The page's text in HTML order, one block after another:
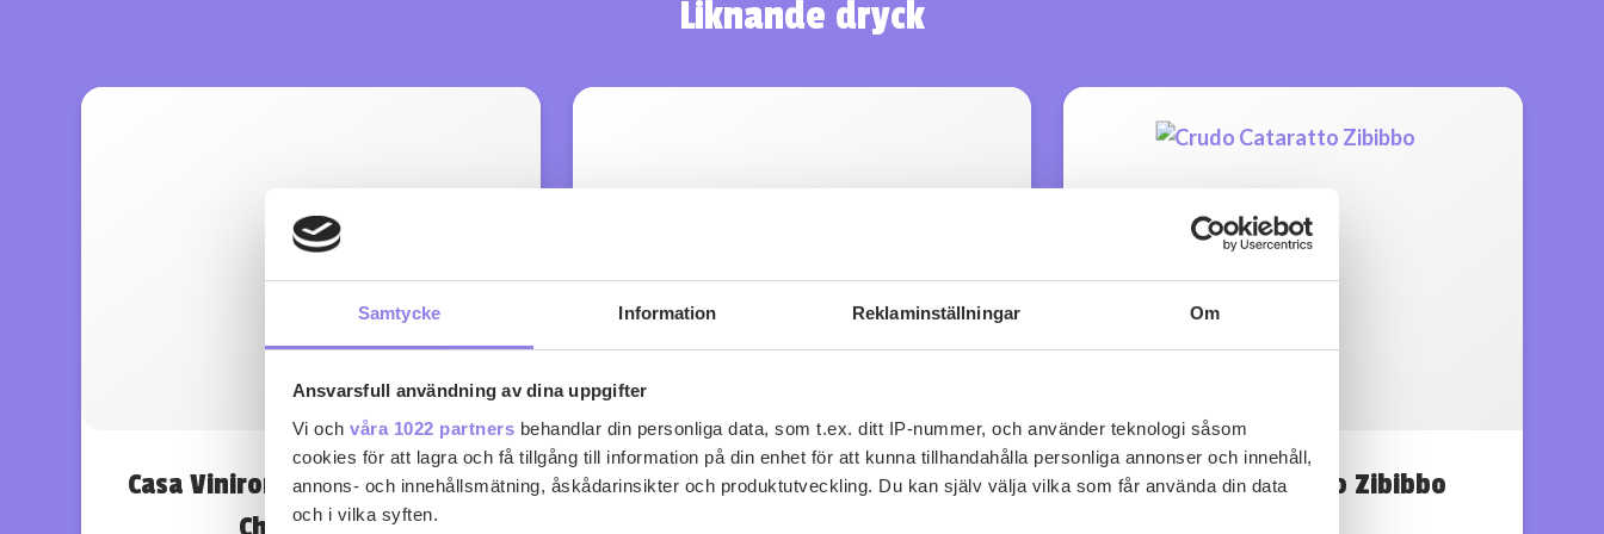
Samtycke Information Reklaminställningar Om
Ansvarsfull användning av dina uppgifter
Vi och våra 1022 partners behandlar din personliga data, som t.ex. ditt IP-nummer, och använder teknologi såsom
cookies för att lagra och få tillgång till information på din enhet för att kunna tillhandahålla personliga annonser och innehåll,
annons- och innehållsmätning, åskådarinsikter och produktutveckling. Du kan själv välja vilka som får använda din data
och i vilka syften.
Liknande dryck
Casa Vinironia Bold & Striking
Lungarotti Aurente Chardonnay Crudo Catarratto Zibibbo